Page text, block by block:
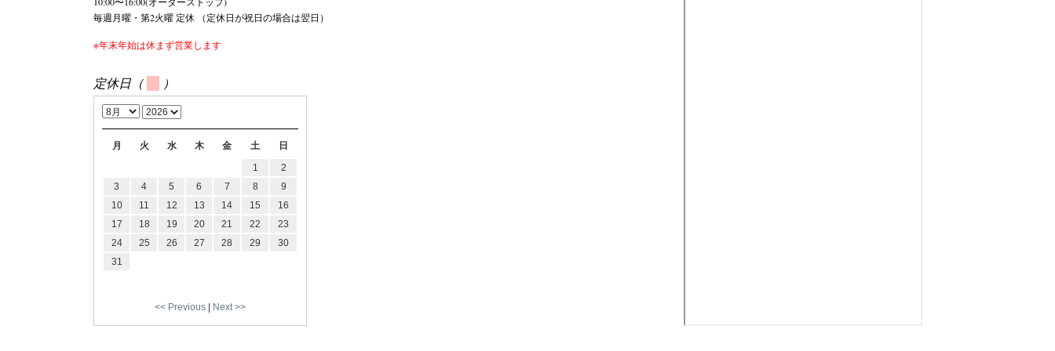
毎週月曜・第2火曜 定休 （定休日が祝日の場合は翌日）
※年末年始は休まず営業します
定休日（ ）
月 火 水 木 金 土 日
<< Previous Next >>
1
2
3
4 5 6 7 8
9
10
11 12 13 14 15
16
17
18 19 20 21 22
23
24
25 26 27 28 29
30
31